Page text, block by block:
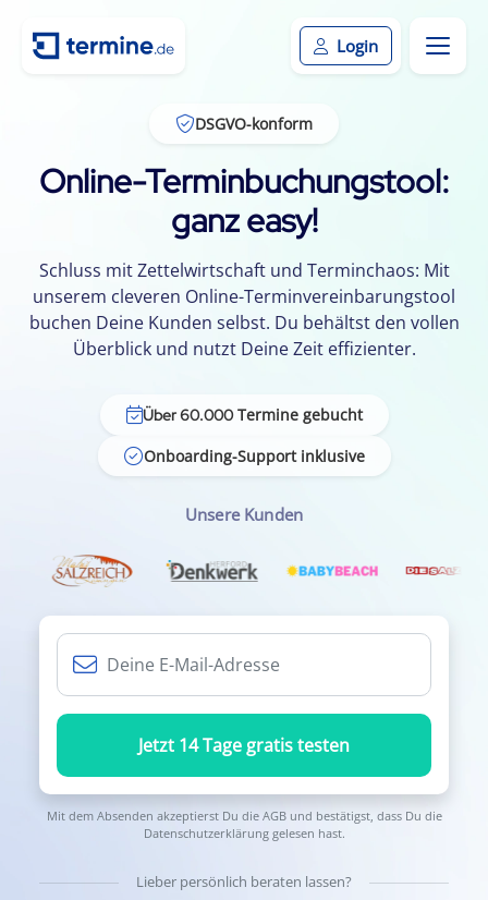
Login
DSGVO-konform
Online-Terminbuchungstool:
ganz easy!
Schluss mit Zettelwirtschaft und Terminchaos: Mit
unserem cleveren Online-Terminvereinbarungstool
buchen Deine Kunden selbst. Du behältst den vollen
Überblick und nutzt Deine Zeit effizienter.
Über 60.000Termine gebucht
Onboarding-Support inklusive
Unsere Kunden
Jetzt 14 Tage gratis testen
Mit dem Absenden akzeptierst Du die AGBund bestätigst, dass Du die
Datenschutzerklärunggelesen hast.
Lieber persönlich beraten lassen?